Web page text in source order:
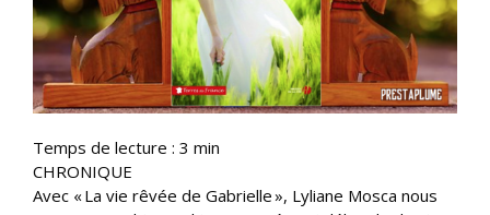
Temps de lecture : 3 min
CHRONIQUE
Avec « La vie rêvée de Gabrielle », Lyliane Mosca nous